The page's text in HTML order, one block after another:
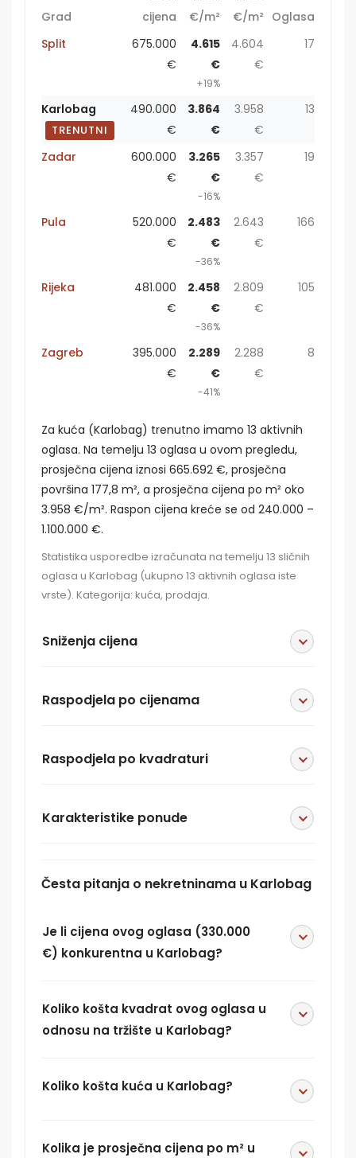
Grad
cijena
€/m²
€/m² Oglasa
Split
675.000
€
4.615
€
+19%
4.604
€
17
Karlobag
TRENUTNI
490.000
€
3.864
€
3.958
€
13
Zadar
600.000
€
3.265
€
-16%
3.357
€
19
Pula
520.000
€
2.483
€
-36%
2.643
€
166
Rijeka
481.000
€
2.458
€
-36%
2.809
€
105
Zagreb
395.000
€
2.289
€
-41%
2.288
€
8
Za kuća (Karlobag) trenutno imamo 13 aktivnih
oglasa. Na temelju 13 oglasa u ovom pregledu,
prosječna cijena iznosi 665.692 €, prosječna
površina 177,8 m², a prosječna cijena po m² oko
3.958 €/m². Raspon cijena kreće se od 240.000 –
1.100.000 €.
Statistika usporedbe izračunata na temelju 13 sličnih
oglasa u Karlobag (ukupno 13 aktivnih oglasa iste
vrste). Kategorija: kuća, prodaja.
Sniženja cijena
Raspodjela po cijenama
Raspodjela po kvadraturi
Karakteristike ponude
Česta pitanja o nekretninama u Karlobag
Je li cijena ovog oglasa (330.000
€) konkurentna u Karlobag?
Koliko košta kvadrat ovog oglasa u
odnosu na tržište u Karlobag?
Koliko košta kuća u Karlobag?
Kolika je prosječna cijena po m² u